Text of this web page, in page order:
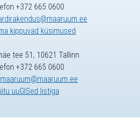
+372 665 0600
kippuvad küsimused
tee 51, 10621 Tallinn
+372 665 0600
maaruum@maaruum.ee
uuGISed listiga